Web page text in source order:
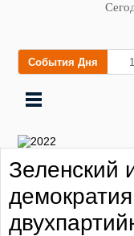
События Дня
Зеленский